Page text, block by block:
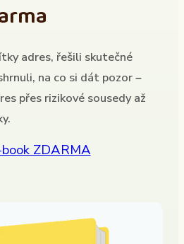
adres, řešili skutečné
na co si dát pozor –
přes rizikové sousedy až
ZDARMA